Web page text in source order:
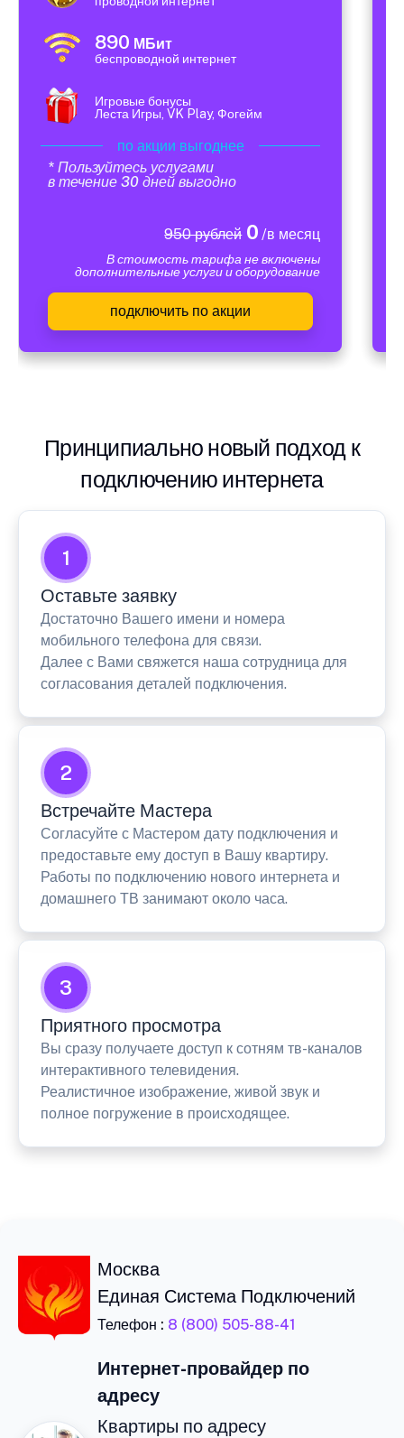
890 МБит
беспроводной интернет
Игровые бонусы
Леста Игры, VK Play, Фогейм
по акции выгоднее
* Пользуйтесь услугами
в течение 30 дней выгодно
950 рублей0 /в месяц
В стоимость тарифа не включены
дополнительные услуги и оборудование
подключить по акции
Принципиально новый подход к
подключению интернета
1
Оставьте заявку
Достаточно Вашего имени и номера
мобильного телефона для связи.
Далее с Вами свяжется наша сотрудница для
согласования деталей подключения.
2
Встречайте Мастера
Согласуйте с Мастером дату подключения и
предоставьте ему доступ в Вашу квартиру.
Работы по подключению нового интернета и
домашнего ТВ занимают около часа.
3
Приятного просмотра
Вы сразу получаете доступ к сотням тв-каналов
интерактивного телевидения.
Реалистичное изображение, живой звук и
полное погружение в происходящее.
Москва
Единая Система Подключений
Телефон : 8 (800) 505-88-41
Интернет-провайдер по
адресу
Квартиры по адресу